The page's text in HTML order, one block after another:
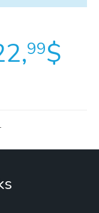
$
99